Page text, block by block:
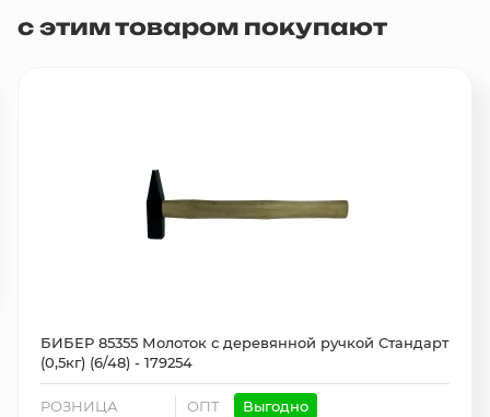
с этим товаром покупают
БИБЕР 85355 Молоток с деревянной ручкой Стандарт
(0,5кг) (6/48) - 179254
РОЗНИЦА ОПТ Выгодно